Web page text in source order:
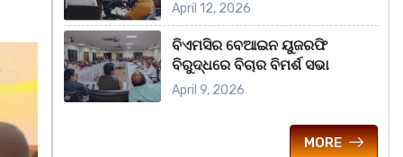
April 12, 2026
ବିଏମସିର ବେଆଇନ ୟୁଜରଫି
ବିରୁଦ୍ଧରେ ବିଚାର ବିମର୍ଶ ସଭା
April 9, 2026
MORE